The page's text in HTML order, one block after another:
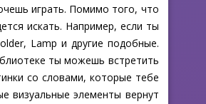
играть. Помимо того, что
искать. Например, если ты
Lamp и другие подобные.
ты можешь встретить
со словами, которые тебе
визуальные элементы вернут